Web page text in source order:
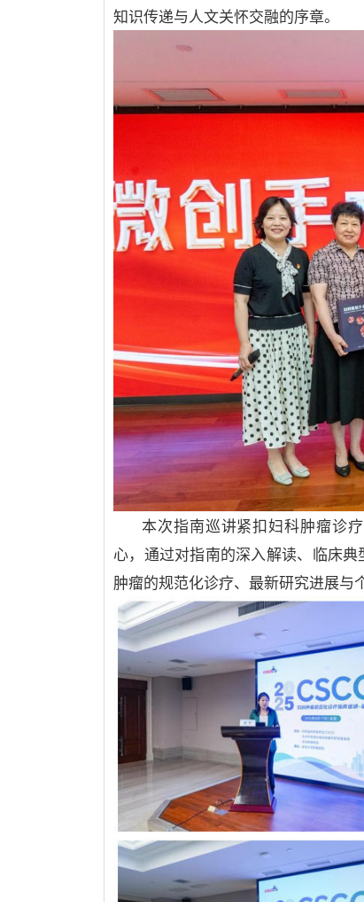
知识传递与人文关怀交融的序章。
本次指南巡讲紧扣妇科肿瘤诊
心，通过对指南的深入解读、临床
肿瘤的规范化诊疗、最新研究进展与